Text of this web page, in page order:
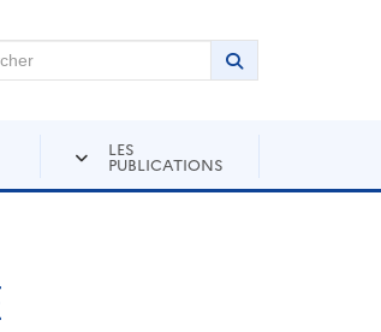
Andra Inventaire Rechercher
Lancer la
LES
PUBLICATIONS